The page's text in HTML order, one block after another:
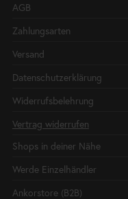
AGB
Zahlungsarten
Versand
Datenschutzerklärung
Widerrufsbelehrung
Vertrag widerrufen
Shops in deiner Nähe
Werde Einzelhändler
Ankorstore (B2B)